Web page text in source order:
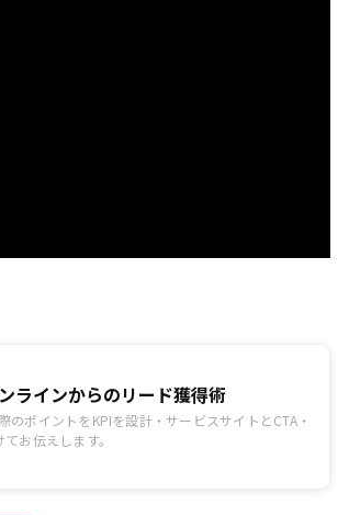
ラインからのリード獲得術
ポイントをKPIを設計・サービスサイトとCTA・
お伝えします。